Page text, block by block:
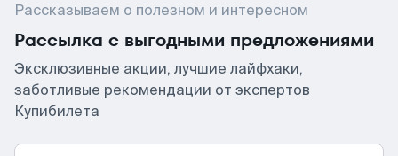
Рассказываем о полезном и интересном
Рассылка с выгодными предложениями
Эксклюзивные акции, лучшие лайфхаки,
заботливые рекомендации от экспертов
Купибилета